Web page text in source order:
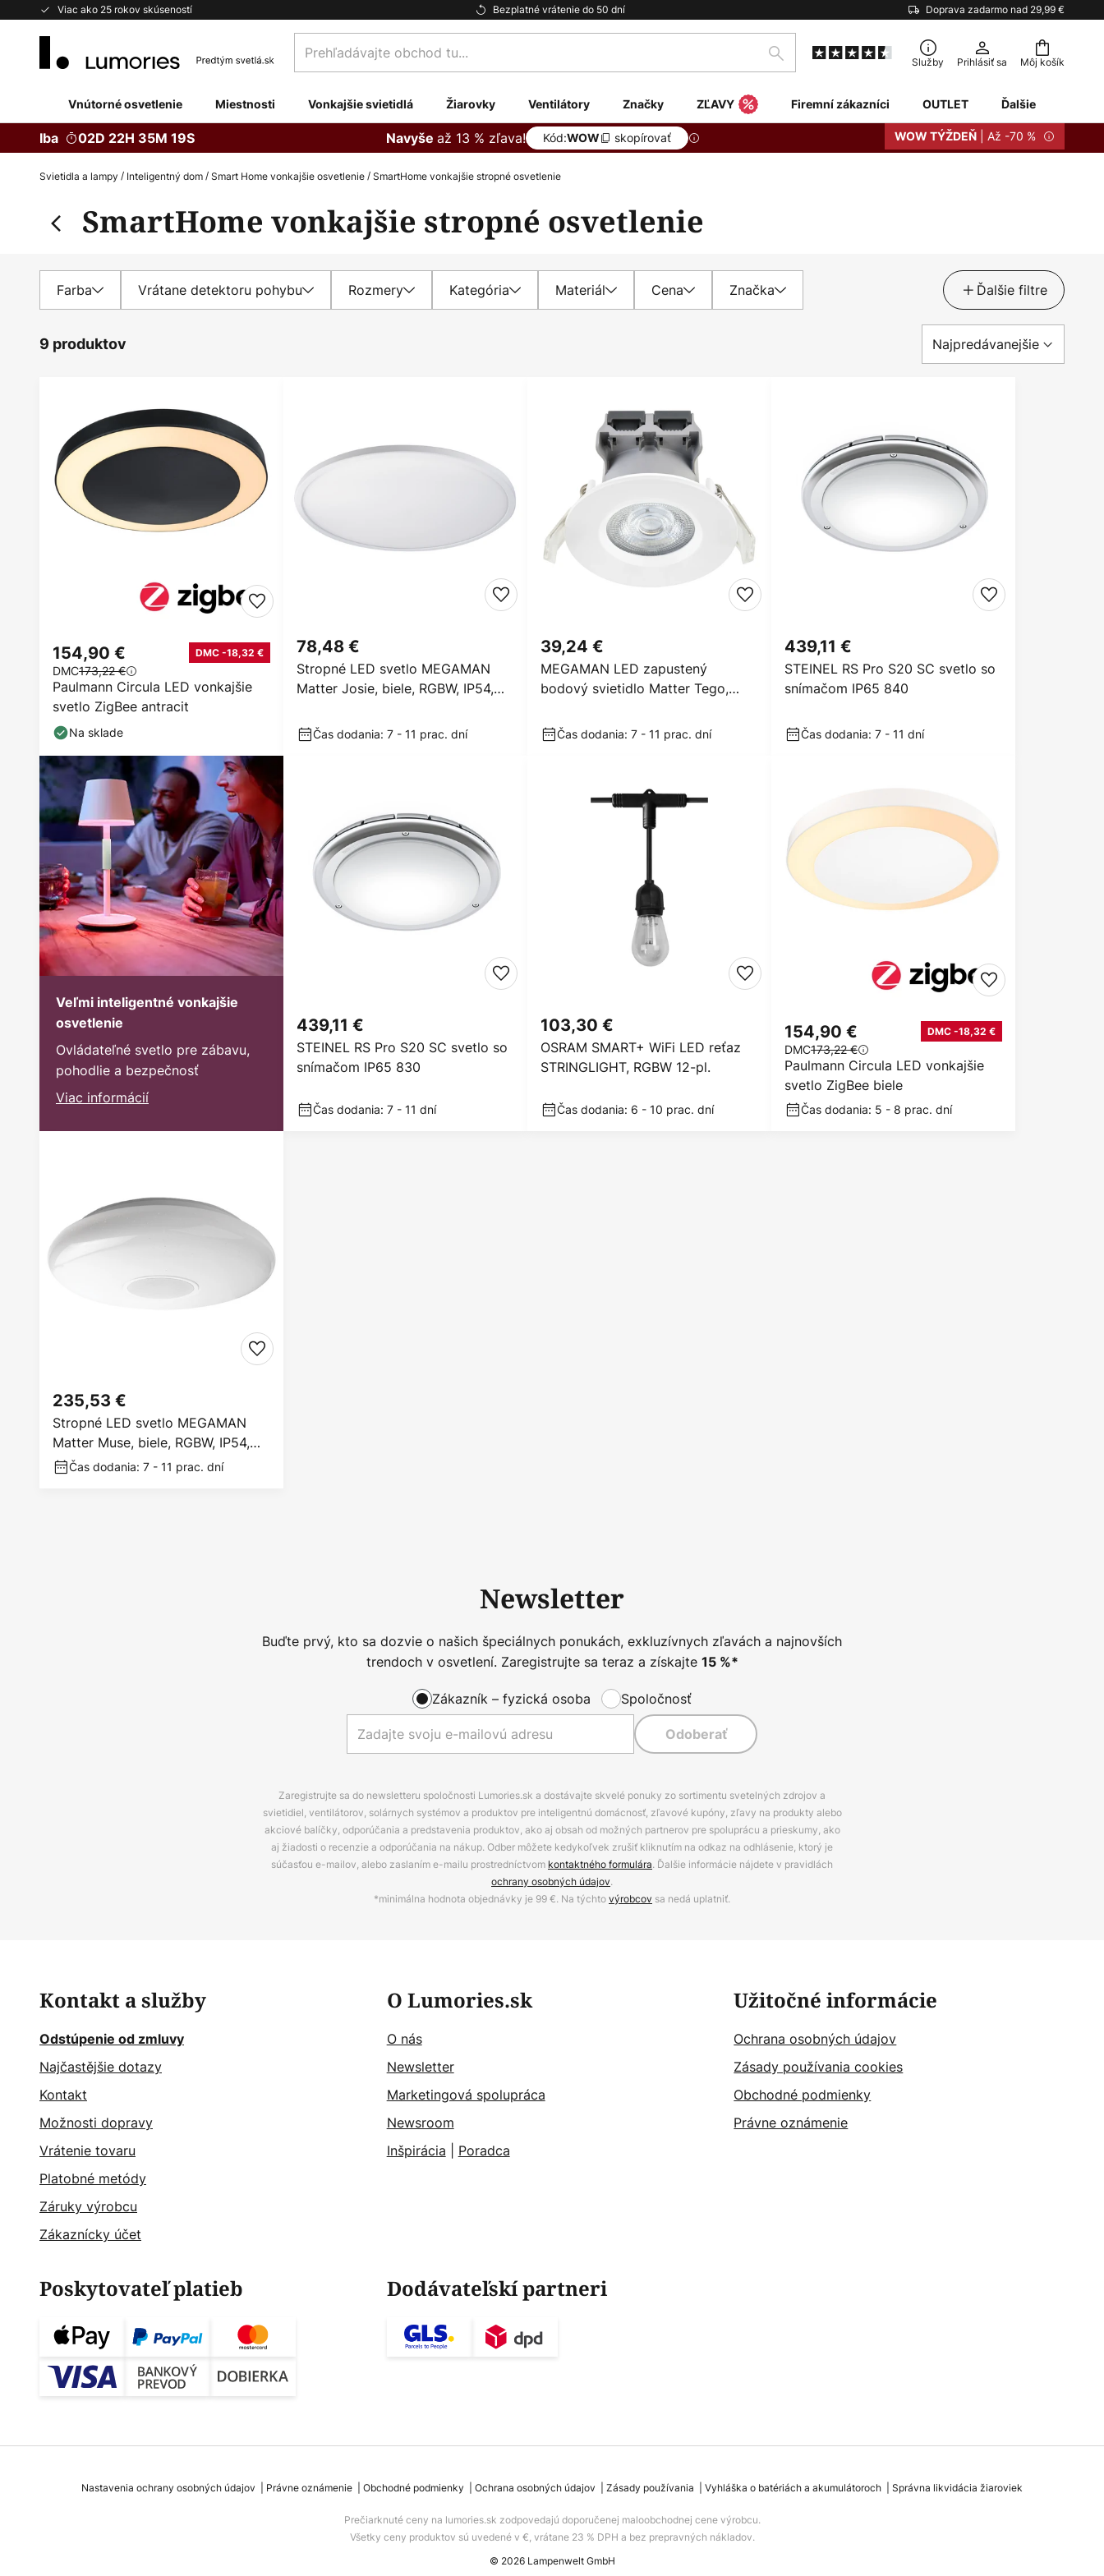
Viac ako 25 rokov skúseností Bezplatné vrátenie do 50 dní Doprava zadarmo nad 29,99 €
Skip
Môj košík
Prehľadávajte
obchod
Hľadať Služby Prihlásiť sa
Vnútorné osvetlenie Miestnosti Vonkajšie svietidlá Žiarovky Ventilátory Značky ZĽAVY Firemní zákazníci OUTLET Ďalšie
Iba 02D 22H 35M 18S Navyše až 13 % zľava! Kód:WOW skopírovať WOW TÝŽDEŇ | Až -70 %
Svietidla a lampy Inteligentný dom Smart Home vonkajšie osvetlenie SmartHome vonkajšie stropné osvetlenie
SmartHome vonkajšie stropné osvetlenie
Farba Vrátane detektoru pohybu Rozmery Kategória Materiál Cena Značka Ďalšie filtre
9 produktov
Paulmann Circula LED vonkajšie
svetlo ZigBee antracit
154,90 € DMC -18,32 €
DMC173,22 €
Na sklade
Stropné LED svetlo MEGAMAN
Matter Josie, biele, RGBW, IP54,
78,48 €
Čas dodania: 7 - 11 prac. dní
MEGAMAN LED zapustený
bodový svietidlo Matter Tego,
39,24 €
Čas dodania: 7 - 11 prac. dní
STEINEL RS Pro S20 SC svetlo so
snímačom IP65 840
439,11 €
Čas dodania: 7 - 11 dní
Veľmi inteligentné vonkajšie
osvetlenie
Ovládateľné svetlo pre zábavu,
pohodlie a bezpečnosť
Viac informácií
STEINEL RS Pro S20 SC svetlo so
snímačom IP65 830
439,11 €
Čas dodania: 7 - 11 dní
OSRAM SMART+ WiFi LED reťaz
STRINGLIGHT, RGBW 12-pl.
103,30 €
Čas dodania: 6 - 10 prac. dní
Paulmann Circula LED vonkajšie
svetlo ZigBee biele
154,90 € DMC -18,32 €
DMC173,22 €
Čas dodania: 5 - 8 prac. dní
Stropné LED svetlo MEGAMAN
Matter Muse, biele, RGBW, IP54,
inteligentné
235,53 €
Čas dodania: 7 - 11 prac. dní
Newsletter
Buďte prvý, kto sa dozvie o našich špeciálnych ponukách, exkluzívnych zľavách a najnovších
trendoch v osvetlení. Zaregistrujte sa teraz a získajte 15%*
Zákazník – fyzická osoba Spoločnosť
Odoberať
Zaregistrujte sa do newsletteru spoločnosti Lumories.sk a dostávajte skvelé ponuky zo sortimentu svetelných zdrojov a
svietidiel, ventilátorov, solárnych systémov a produktov pre inteligentnú domácnosť, zľavové kupóny, zľavy na produkty alebo
akciové balíčky, odporúčania a predstavenia produktov, ako aj obsah od možných partnerov pre spoluprácu a prieskumy, ako
aj žiadosti o recenzie a odporúčania na nákup. Odber môžete kedykoľvek zrušiť kliknutím na odkaz na odhlásenie, ktorý je
súčasťou e-mailov, alebo zaslaním e-mailu prostredníctvom kontaktného formulára. Ďalšie informácie nájdete v pravidlách
ochrany osobných údajov.
*minimálna hodnota objednávky je 99 €. Na týchtovýrobcov sa nedá uplatniť.
Kontakt a služby
Odstúpenie od zmluvy
Najčastějšie dotazy
Kontakt
Možnosti dopravy
Vrátenie tovaru
Platobné metódy
Záruky výrobcu
Zákaznícky účet
O Lumories.sk
O nás
Newsletter
Marketingová spolupráca
Newsroom
Inšpirácia
Poradca
Užitočné informácie
Ochrana osobných údajov
Zásady používania cookies
Obchodné podmienky
Právne oznámenie
Poskytovateľ platieb Dodávateľskí partneri
Nastavenia ochrany osobných údajov Právne oznámenie Obchodné podmienky Ochrana osobných údajov Zásady používania Vyhláška o batériách a akumulátoroch Správna likvidácia žiaroviek
Prečiarknuté ceny na lumories.sk zodpovedajú doporučenej maloobchodnej cene výrobcu.
Všetky ceny produktov sú uvedené v €, vrátane 23 % DPH a bez prepravných nákladov.
© 2026 Lampenwelt GmbH